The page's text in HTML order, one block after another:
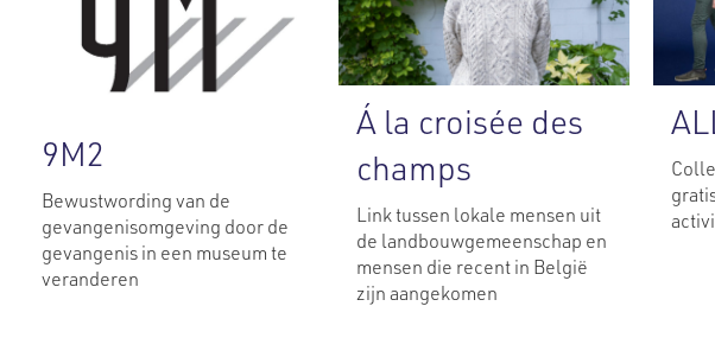
9M2
Bewustwording van de
gevangenisomgeving door de
gevangenis in een museum te
veranderen
Á la croisée des
champs
Link tussen lokale mensen uit
de landbouwgemeenschap en
mensen die recent in België
zijn aangekomen